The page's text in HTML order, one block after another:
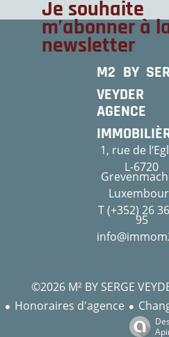
Je souhaite
m’abonner à
newsletter
M2 BY
VEYDER
AGENCE
1, rue de
L-6720
T (+352) 26
95
©2026 M² BY SERGE
Honoraires d'agence